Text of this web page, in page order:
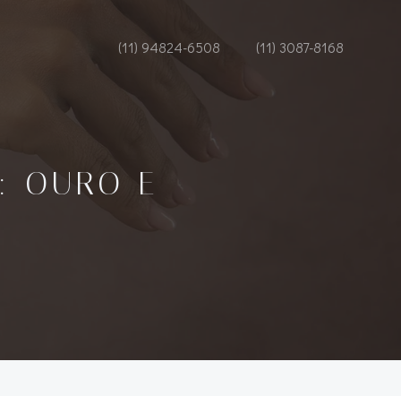
(11) 94824-6508 (11) 3087-8168
OURO E